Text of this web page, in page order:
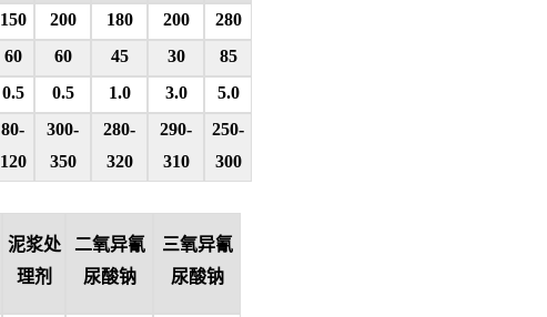
150 200 180 200
280
60 60 45 30
85
0.5 0.5 1.0 3.0
5.0
80-
120
300-
350
280-
320
290-
310
250-
300
泥浆处
理剂
二氧异氰
尿酸钠
三氧异氰
尿酸钠